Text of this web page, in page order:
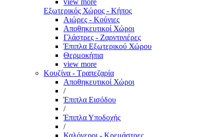
view more
Εξωτερικός Χώρος - Κήπος
Αιώρες - Κούνιες
Αποθηκευτικοί Χώροι
Γλάστρες - Ζαρντινιέρες
Έπιπλα Εξωτερικού Χώρου
Θερμοκήπια
view more
Κουζίνα - Τραπεζαρία
Αποθηκευτικοί Χώροι
/
Έπιπλα Εισόδου
/
Έπιπλα Υποδοχής
/
Καλόγεροι - Κρεμάστρες